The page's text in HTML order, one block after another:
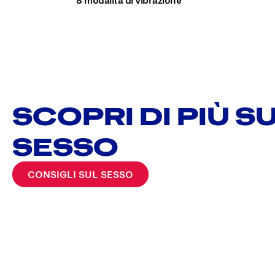
SCOPRI DI PIÙ
SESSO
CONSIGLI SUL SESSO